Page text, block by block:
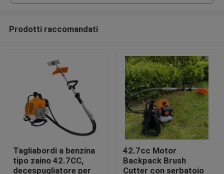
Prodotti
Prodotti raccomandati
Tagliabordi a benzina
tipo zaino 42.7CC,
decespugliatore per
42.7cc Motor
Backpack Brush
Cutter con serbatoio